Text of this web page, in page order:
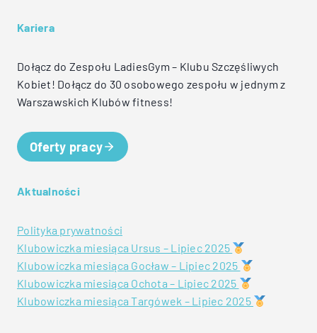
Kariera
Dołącz do Zespołu LadiesGym – Klubu Szczęśliwych
Kobiet! Dołącz do 30 osobowego zespołu w jednym z
Warszawskich Klubów fitness!
Oferty pracy
Aktualności
Polityka prywatności
Klubowiczka miesiąca Ursus – Lipiec 2025
Klubowiczka miesiąca Gocław – Lipiec 2025
Klubowiczka miesiąca Ochota – Lipiec 2025
Klubowiczka miesiąca Targówek – Lipiec 2025